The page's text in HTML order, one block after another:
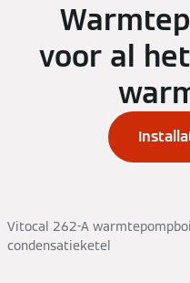
voor al
Vitocal 262-A
condensatieketel